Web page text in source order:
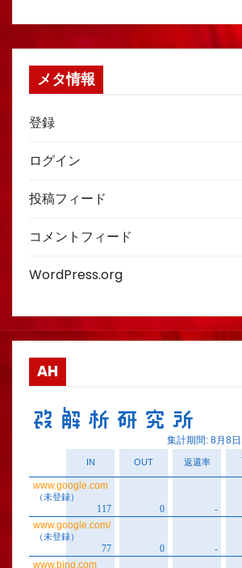
メタ情報
登録
ログイン
投稿フィード
コメントフィード
WordPress.org
AH